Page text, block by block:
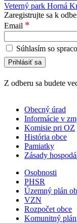
Veterný park Horná
Zaregistrujte sa k
Email *
Súhlasím so
Z odberu sa budete
Obecný úrad
Informácie v
Komisie pri OZ
História obce
Pamiatky
Zásady
Osobnosti
PHSR
Územný plán
VZN
Rozpočet obce
Komunitný plán